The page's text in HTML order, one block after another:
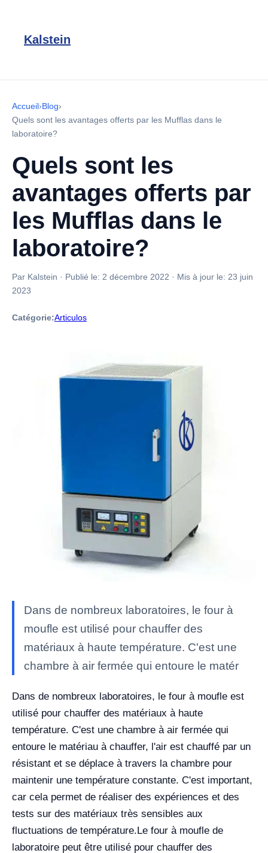
Kalstein
Accueil›Blog›
Quels sont les avantages offerts par les Mufflas dans le
laboratoire?
Quels sont les
avantages offerts par
les Mufflas dans le
laboratoire?
Par Kalstein · Publié le: 2 décembre 2022 · Mis à jour le: 23 juin
2023
Catégorie:Articulos
Dans de nombreux laboratoires, le four à
moufle est utilisé pour chauffer des
matériaux à haute température. C'est une
chambre à air fermée qui entoure le matér
Dans de nombreux laboratoires, le four à moufle est
utilisé pour chauffer des matériaux à haute
température. C'est une chambre à air fermée qui
entoure le matériau à chauffer, l'air est chauffé par un
résistant et se déplace à travers la chambre pour
maintenir une température constante. C'est important,
car cela permet de réaliser des expériences et des
tests sur des matériaux très sensibles aux
fluctuations de température.Le four à moufle de
laboratoire peut être utilisé pour chauffer des